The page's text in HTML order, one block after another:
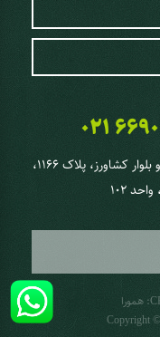
021
تهران، خیابان کارگر شمالی، بین نصرت و بلوار کشاورز، پلاک 1166،
102
: همورا
Copyright ©